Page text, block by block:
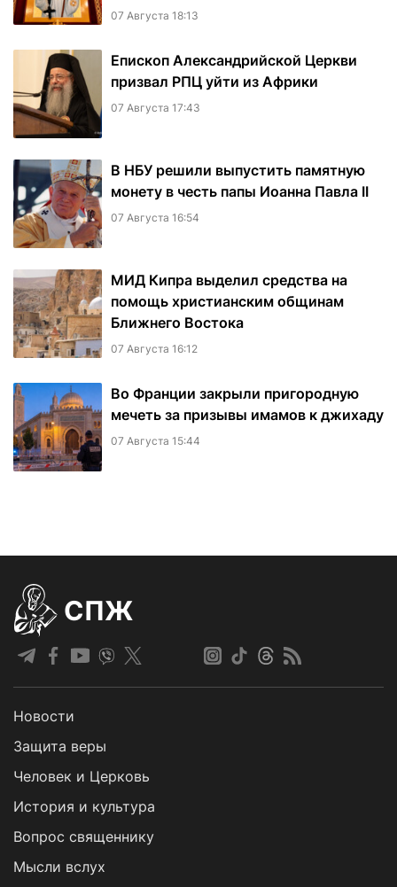
07 Августа 18:13
Епископ Александрийской Церкви
призвал РПЦ уйти из Африки
07 Августа 17:43
В НБУ решили выпустить памятную
монету в честь папы Иоанна Павла II
07 Августа 16:54
МИД Кипра выделил средства на
помощь христианским общинам
Ближнего Востока
07 Августа 16:12
Во Франции закрыли пригородную
мечеть за призывы имамов к джихаду
07 Августа 15:44
СПЖ
Новости
Защита веры
Человек и Церковь
История и культура
Вопрос священнику
Мысли вслух